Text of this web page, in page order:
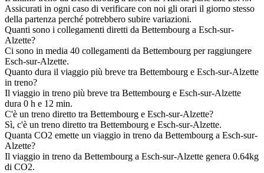
Assicurati in ogni caso di verificare con noi gli orari il giorno stesso
della partenza perché potrebbero subire variazioni.
Quanti sono i collegamenti diretti da Bettembourg a Esch-sur-
Alzette?
Ci sono in media 40 collegamenti da Bettembourg per raggiungere
Esch-sur-Alzette.
Quanto dura il viaggio più breve tra Bettembourg e Esch-sur-Alzette
in treno?
Il viaggio in treno più breve tra Bettembourg e Esch-sur-Alzette
dura 0 h e 12 min.
C'è un treno diretto tra Bettembourg e Esch-sur-Alzette?
Sì, c'è un treno diretto tra Bettembourg e Esch-sur-Alzette.
Quanta CO2 emette un viaggio in treno da Bettembourg a Esch-sur-
Alzette?
Il viaggio in treno da Bettembourg a Esch-sur-Alzette genera 0.64kg
di CO2.